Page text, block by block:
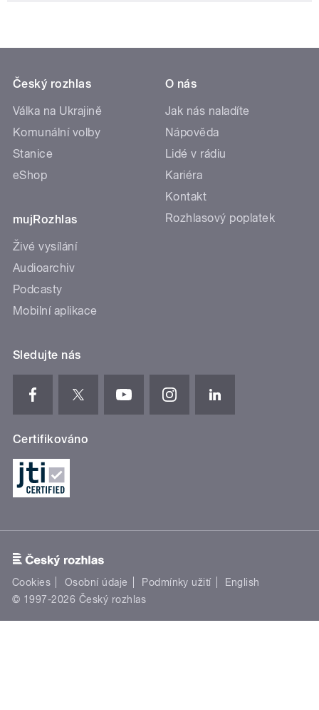
Český rozhlas
Válka na Ukrajině
Komunální volby
Stanice
eShop
mujRozhlas
Živé vysílání
Audioarchiv
Podcasty
Mobilní aplikace
O nás
Jak nás naladíte
Nápověda
Lidé v rádiu
Kariéra
Kontakt
Rozhlasový poplatek
Sledujte nás
Certifikováno
Cookies Osobní údaje Podmínky užití
English
© 1997-2026 Český rozhlas